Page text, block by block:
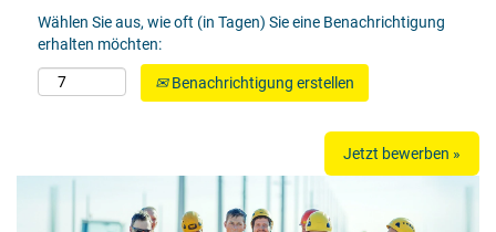
Wählen Sie aus, wie oft (in Tagen) Sie eine Benachrichtigung
erhalten möchten:
Benachrichtigung erstellen
Jetzt bewerben »